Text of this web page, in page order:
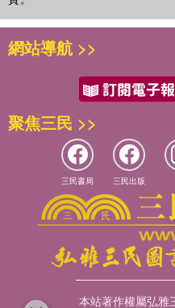
網站導航 >>
聚焦三民 >>
三民書局 三民出版
本站著作權屬弘雅